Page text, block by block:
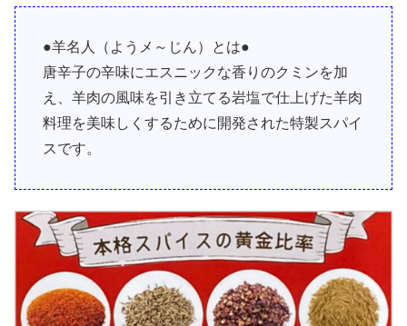
●羊名人（ようメ～じん）とは●
唐辛子の辛味にエスニックな香りのクミンを加
え、羊肉の風味を引き立てる岩塩で仕上げた羊肉
料理を美味しくするために開発された特製スパイ
スです。